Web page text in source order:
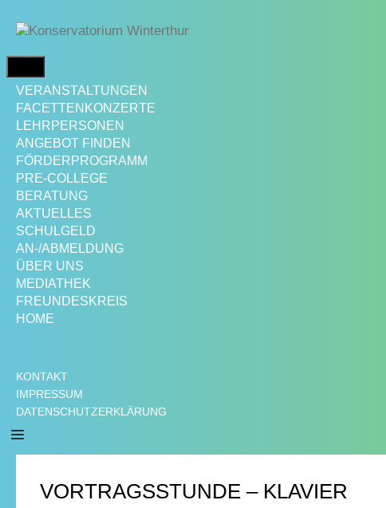
zum
VERANSTALTUNGEN
FACETTENKONZERTE
LEHRPERSONEN
ANGEBOT FINDEN
FÖRDERPROGRAMM
PRE-COLLEGE
BERATUNG
AKTUELLES
SCHULGELD
AN-/ABMELDUNG
ÜBER UNS
MEDIATHEK
FREUNDESKREIS
HOME
KONTAKT
IMPRESSUM
DATENSCHUTZERKLÄRUNG
VORTRAGSSTUNDE – KLAVIER